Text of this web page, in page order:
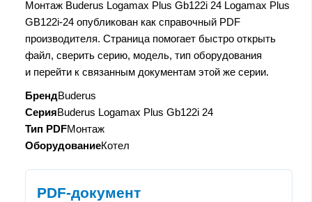
Монтаж Buderus Logamax Plus Gb122i 24 Logamax Plus
GB122i-24 опубликован как справочный PDF
производителя. Страница помогает быстро открыть
файл, сверить серию, модель, тип оборудования
и перейти к связанным документам этой же серии.
БрендBuderus
СерияBuderus Logamax Plus Gb122i 24
Тип PDFМонтаж
ОборудованиеКотел
PDF-документ